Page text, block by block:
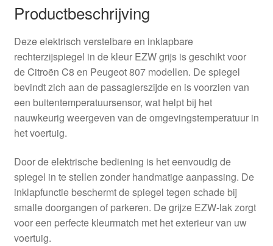
Productbeschrijving
Deze elektrisch verstelbare en inklapbare
rechterzijspiegel in de kleur EZW grijs is geschikt voor
de Citroën C8 en Peugeot 807 modellen. De spiegel
bevindt zich aan de passagierszijde en is voorzien van
een buitentemperatuursensor, wat helpt bij het
nauwkeurig weergeven van de omgevingstemperatuur in
het voertuig.
Door de elektrische bediening is het eenvoudig de
spiegel in te stellen zonder handmatige aanpassing. De
inklapfunctie beschermt de spiegel tegen schade bij
smalle doorgangen of parkeren. De grijze EZW-lak zorgt
voor een perfecte kleurmatch met het exterieur van uw
voertuig.